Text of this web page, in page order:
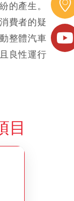
的產生。
費者的疑
整體汽車
良性運行
目